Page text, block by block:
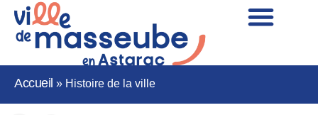
Accueil » Histoire de la ville